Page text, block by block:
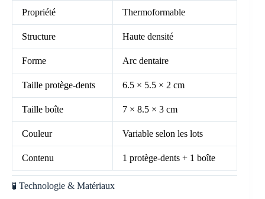
Propriété Thermoformable
Structure Haute densité
Forme Arc dentaire
Taille protège-dents 6.5 × 5.5 × 2 cm
Taille boîte 7 × 8.5 × 3 cm
Couleur Variable selon les lots
Contenu 1 protège-dents + 1 boîte
🧪 Technologie & Matériaux